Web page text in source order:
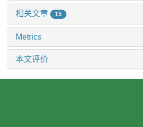
相关文章 15
Metrics
本文评价